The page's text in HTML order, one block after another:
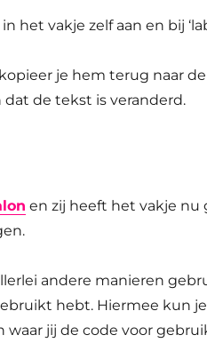
het vakje zelf aan en bij
je hem terug naar
de tekst is veranderd.
en zij heeft het vakje
andere manieren
hebt. Hiermee kun
waar jij de code voor